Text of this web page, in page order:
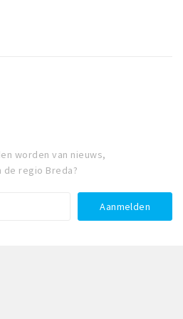
worden van nieuws,
regio Breda?